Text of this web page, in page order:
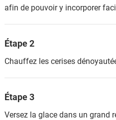
afin de pouvoir y incorporer
Étape 2
Chauffez les cerises
Étape 3
Versez la glace dans un grand